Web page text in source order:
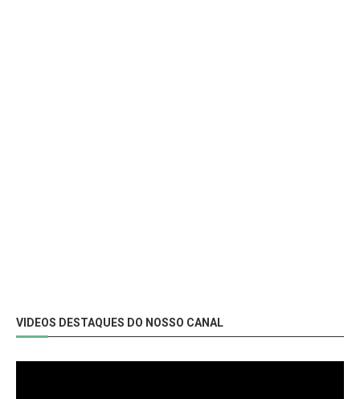
VIDEOS DESTAQUES DO NOSSO CANAL